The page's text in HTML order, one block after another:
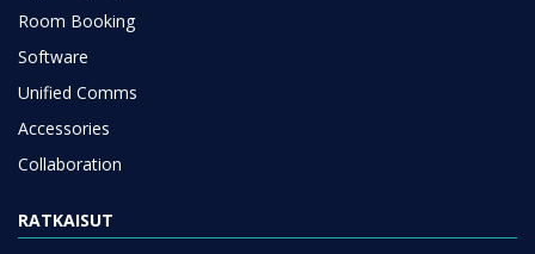
Room Booking
Software
Unified Comms
Accessories
Collaboration
RATKAISUT